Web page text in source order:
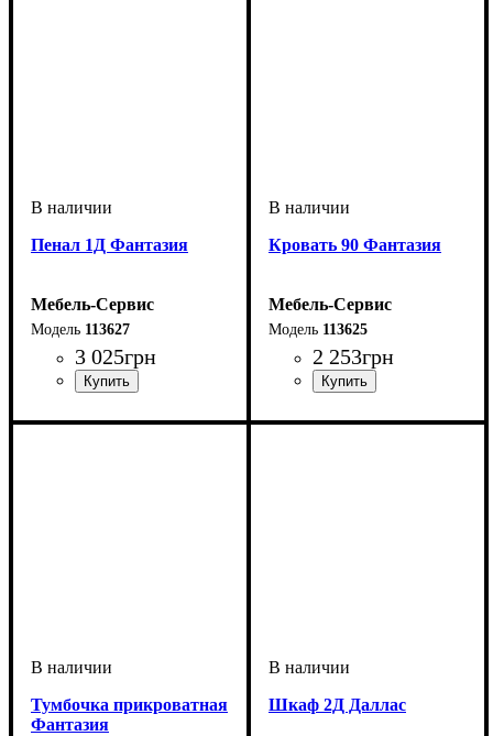
Пенал 1Д Фантазия
Мебель-Сервис
113627
3 025грн
Кровать 90 Фантазия
Мебель-Сервис
113625
2 253грн
Тумбочка прикроватная
Фантазия
Шкаф 2Д Даллас